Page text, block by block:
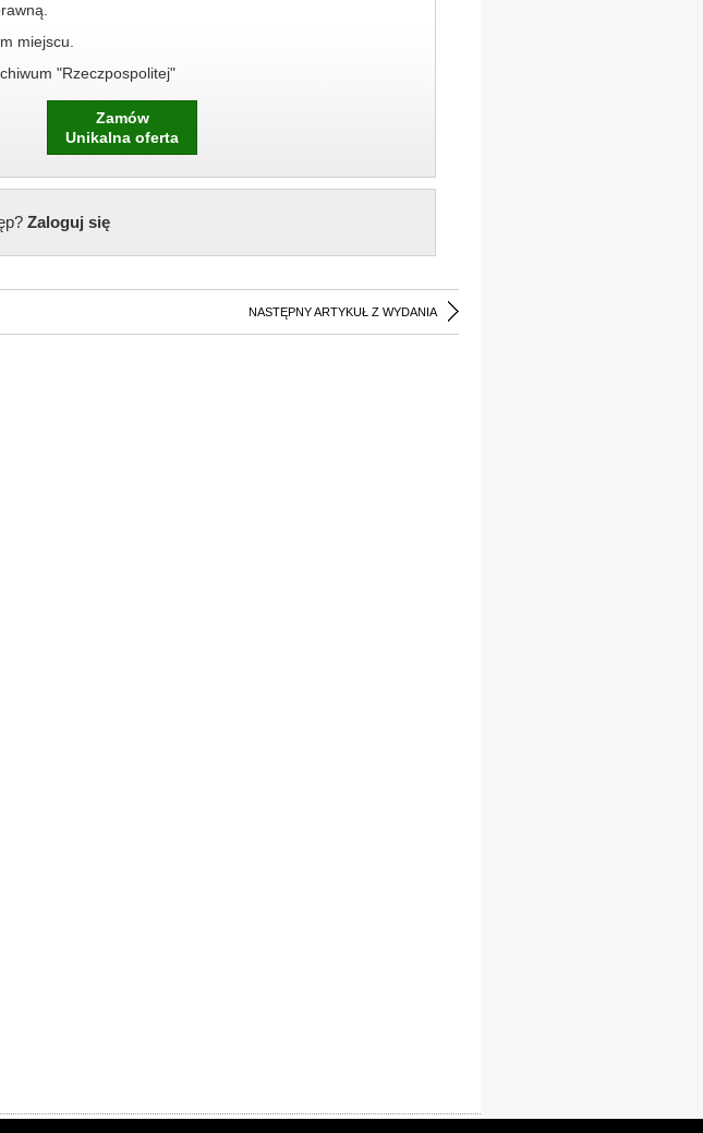
miejscu.
"Rzeczpospolitej"
Zamów
Unikalna oferta
Zaloguj się
NASTĘPNY ARTYKUŁ Z WYDANIA